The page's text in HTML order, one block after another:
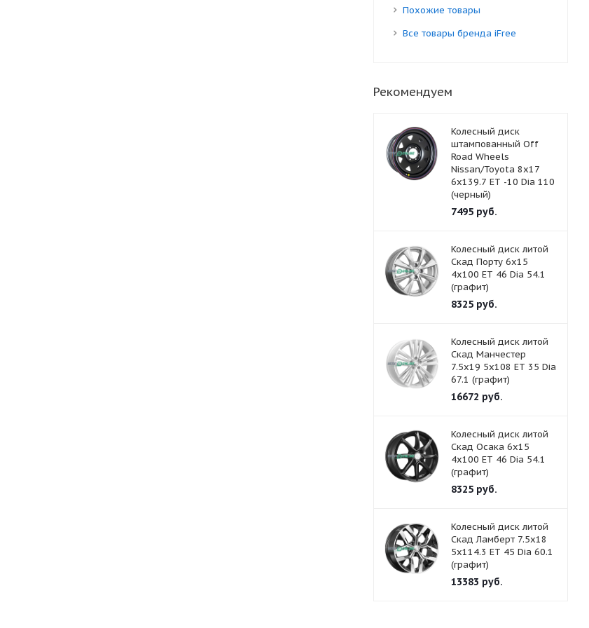
Похожие товары
Все товары бренда iFree
Рекомендуем
Колесный диск
штампованный Off
Road Wheels
Nissan/Toyota 8x17
6x139.7 ET -10 Dia 110
(черный)
7495руб.
Колесный диск литой
Скад Порту 6x15
4x100 ET 46 Dia 54.1
(графит)
8325руб.
Колесный диск литой
Скад Манчестер
7.5x19 5x108 ET 35 Dia
67.1 (графит)
16672 руб.
Колесный диск литой
Скад Осака 6x15
4x100 ET 46 Dia 54.1
(графит)
8325руб.
Колесный диск литой
Скад Ламберт 7.5x18
5x114.3 ET 45 Dia 60.1
(графит)
13383 руб.